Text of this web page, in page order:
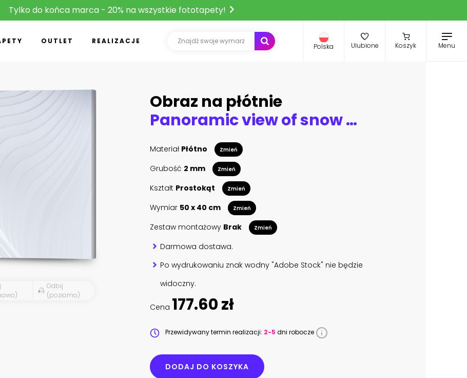
Tylko do końca marca - 20% na wszystkie fototapety!
OUTLET REALIZACJE
Polska Ulubione Koszyk Menu
Odbij
(poziomo)
Obraz na płótnie
Panoramic view of snow mountains range landscape
Materiał Płótno Zmień
Grubość 2 mm Zmień
Kształt Prostokąt Zmień
Wymiar 50 x 40 cm Zmień
Zestaw montażowy Brak Zmień
Darmowa dostawa.
Po wydrukowaniu znak wodny "Adobe Stock" nie będzie
widoczny.
Cena 177.60 zł
Przewidywany termin realizacji: 2-5 dni robocze
DODAJ DO KOSZYKA